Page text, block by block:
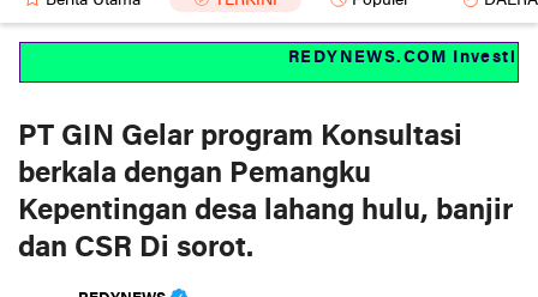
REDYNEWS.COM
PT GIN Gelar program Konsultasi
berkala dengan Pemangku
Kepentingan desa lahang hulu, banjir
dan CSR Di sorot.